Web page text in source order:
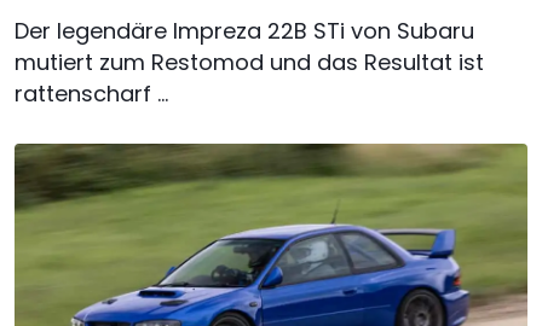
Der legendäre Impreza 22B STi von Subaru
mutiert zum Restomod und das Resultat ist
rattenscharf ...